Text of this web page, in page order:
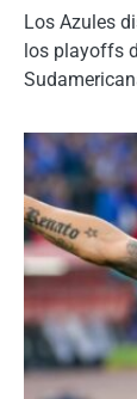
Los Azules
los playoffs